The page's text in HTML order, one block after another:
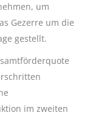
um
Gezerre um die
gestellt.
im zweiten